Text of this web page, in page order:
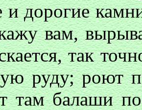
и дорогие
вам,
так
руду;
там балаши